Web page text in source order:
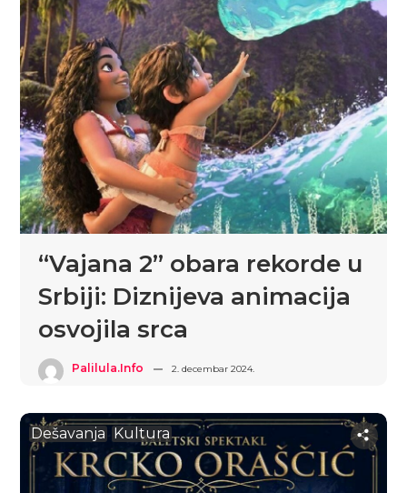
“Vajana 2” obara rekorde u
Srbiji: Diznijeva animacija
osvojila srca
Palilula.info 2. decembar 2024.
Dešavanja Kultura